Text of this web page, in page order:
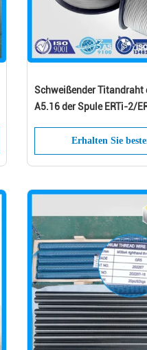
Schweißender Titandraht
A5.16 der Spule ERTi-2/
Erhalten Sie